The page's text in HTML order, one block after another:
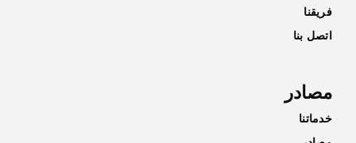
فريقنا
اتصل بنا
مصادر
خدماتنا